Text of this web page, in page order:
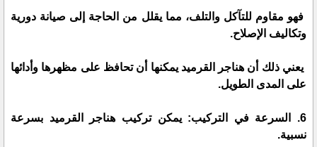
فهو مقاوم للتآكل والتلف، مما يقلل من الحاجة إلى صيانة دورية
وتكاليف الإصلاح.
يعني ذلك أن هناجر القرميد يمكنها أن تحافظ على مظهرها وأدائها
على المدى الطويل.
6. السرعة في التركيب: يمكن تركيب هناجر القرميد بسرعة
نسبية.